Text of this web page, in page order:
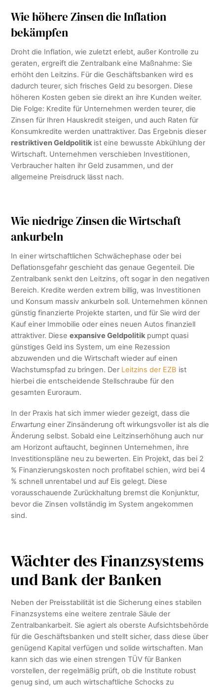
Wie höhere Zinsen die Inflation
bekämpfen
Droht die Inflation, wie zuletzt erlebt, außer Kontrolle zu
geraten, ergreift die Zentralbank eine Maßnahme: Sie
erhöht den Leitzins. Für die Geschäftsbanken wird es
dadurch teurer, sich frisches Geld zu besorgen. Diese
höheren Kosten geben sie direkt an ihre Kunden weiter.
Die Folge: Kredite für Unternehmen werden teurer, die
Zinsen für Ihren Hauskredit steigen, und auch Raten für
Konsumkredite werden unattraktiver. Das Ergebnis dieser
restriktiven Geldpolitik ist eine bewusste Abkühlung der
Wirtschaft. Unternehmen verschieben Investitionen,
Verbraucher halten ihr Geld zusammen, und der
allgemeine Preisdruck lässt nach.
Wie niedrige Zinsen die Wirtschaft
ankurbeln
In einer wirtschaftlichen Schwächephase oder bei
Deflationsgefahr geschieht das genaue Gegenteil. Die
Zentralbank senkt den Leitzins, oft sogar in den negativen
Bereich. Kredite werden extrem billig, was Investitionen
und Konsum massiv ankurbeln soll. Unternehmen können
günstig finanzierte Projekte starten, und für Sie wird der
Kauf einer Immobilie oder eines neuen Autos finanziell
attraktiver. Dieseexpansive Geldpolitik pumpt quasi
günstiges Geld ins System, um eine Rezession
abzuwenden und die Wirtschaft wieder auf einen
Wachstumspfad zu bringen. Der Leitzins der EZB ist
hierbei die entscheidende Stellschraube für den
gesamten Euroraum.
In der Praxis hat sich immer wieder gezeigt, dass die
Erwartung einer Zinsänderung oft wirkungsvoller ist als die
Änderung selbst. Sobald eine Leitzinserhöhung auch nur
am Horizont auftaucht, beginnen Unternehmen, ihre
Investitionspläne neu zu bewerten. Ein Projekt, das bei 2
% Finanzierungskosten noch profitabel schien, wird bei 4
% schnell unrentabel und auf Eis gelegt. Diese
vorausschauende Zurückhaltung bremst die Konjunktur,
bevor die Zinsen vollständig im System angekommen
sind.
Wächter des Finanzsystems
und Bank der Banken
Neben der Preisstabilität ist die Sicherung eines stabilen
Finanzsystems eine weitere zentrale Säule der
Zentralbankarbeit. Sie agiert als oberste Aufsichtsbehörde
für die Geschäftsbanken und stellt sicher, dass diese über
genügend Kapital verfügen und solide wirtschaften. Man
kann sich das wie einen strengen TÜV für Banken
vorstellen, der regelmäßig prüft, ob die Institute robust
genug sind, um auch wirtschaftliche Schocks zu